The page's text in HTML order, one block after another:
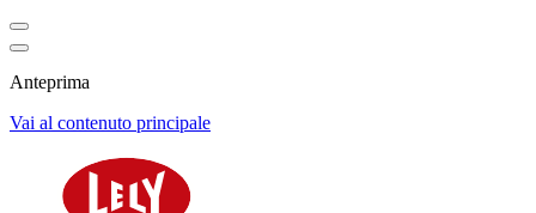
Anteprima
Vai al contenuto principale